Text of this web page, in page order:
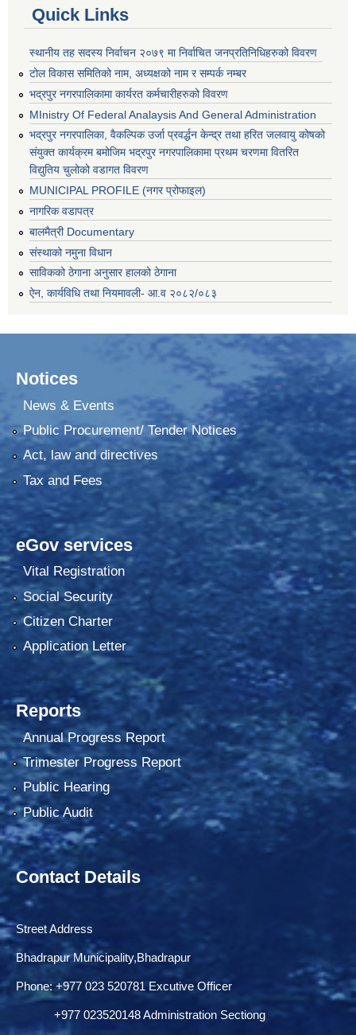
Quick Links
स्थानीय तह सदस्य निर्वाचन २०७९ मा निर्वाचित जनप्रतिनिधिहरुको विवरण
टोल विकास समितिको नाम, अध्यक्षको नाम र सम्पर्क नम्बर
भद्रपुर नगरपालिकामा कार्यरत कर्मचारीहरुको विवरण
MInistry Of Federal Analaysis And General Administration
भद्रपुर नगरपालिका, वैकल्पिक उर्जा प्रवर्द्धन केन्द्र तथा हरित जलवायु कोषको
संयुक्त कार्यक्रम बमोजिम भद्रपुर नगरपालिकामा प्रथम चरणमा वितरित
विद्युतिय चुलोको वडागत विवरण
MUNICIPAL PROFILE (नगर प्रोफाइल)
नागरिक वडापत्र
बालमैत्री Documentary
संस्थाको नमुना विधान
साविकको ठेगाना अनुसार हालको ठेगाना
ऐन, कार्यविधि तथा नियमावली- आ.व २०८२/०८३
Notices
News & Events
Public Procurement/ Tender Notices
Act, law and directives
Tax and Fees
eGov services
Vital Registration
Social Security
Citizen Charter
Application Letter
Reports
Annual Progress Report
Trimester Progress Report
Public Hearing
Public Audit
Contact Details
Street Address
Bhadrapur Municipality,Bhadrapur
Phone: ‌+977 023 520781 Excutive Officer
+977 023520148 Administration Sectiong